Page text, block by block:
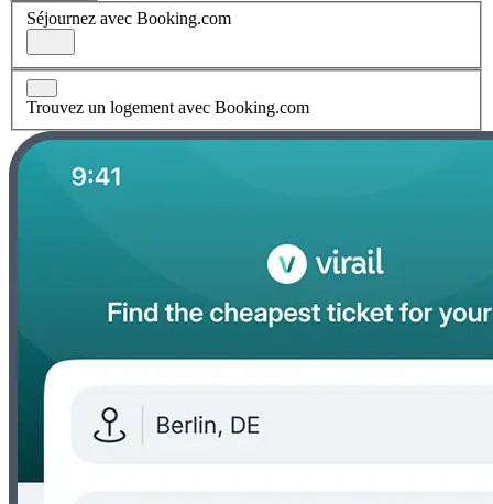
Séjournez avec Booking.com
Trouvez un logement avec Booking.com